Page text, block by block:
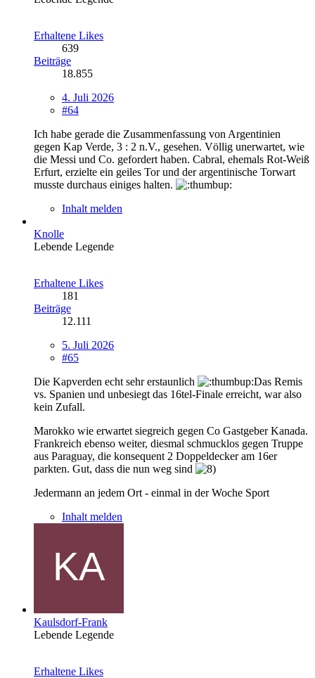
Erhaltene Likes
639
Beiträge
18.855
4. Juli 2026
#64
Ich habe gerade die Zusammenfassung von Argentinien
gegen Kap Verde, 3 : 2 n.V., gesehen. Völlig unerwartet, wie
die Messi und Co. gefordert haben. Cabral, ehemals Rot-Weiß
Erfurt, erzielte ein geiles Tor und der argentinische Torwart
musste durchaus einiges halten.
Inhalt melden
Knolle
Lebende Legende
Erhaltene Likes
181
Beiträge
12.111
5. Juli 2026
#65
Die Kapverden echt sehr erstaunlich
Das Remis
vs. Spanien und unbesiegt das 16tel-Finale erreicht, war also
kein Zufall.
Marokko wie erwartet siegreich gegen Co Gastgeber Kanada.
Frankreich ebenso weiter, diesmal schmucklos gegen Truppe
aus Paraguay, die konsequent 2 Doppeldecker am 16er
parkten. Gut, dass die nun weg sind
Jedermann an jedem Ort - einmal in der Woche Sport
Inhalt melden
Kaulsdorf-Frank
Lebende Legende
Erhaltene Likes